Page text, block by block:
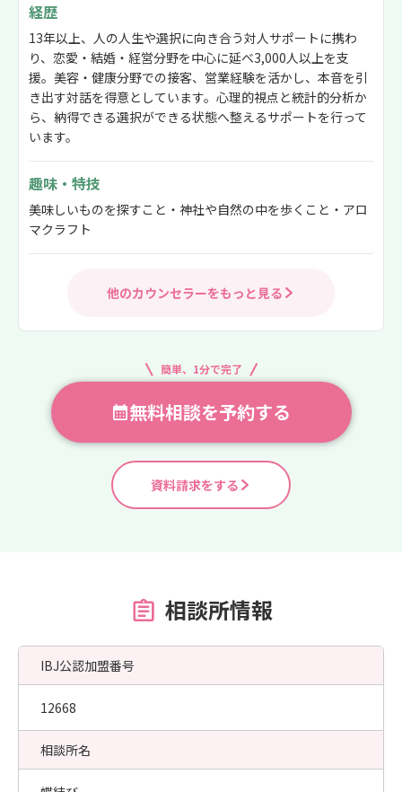
経歴
13年以上、人の人生や選択に向き合う対人サポートに携わ
り、恋愛・結婚・経営分野を中心に延べ3,000人以上を支
援。美容・健康分野での接客、営業経験を活かし、本音を引
き出す対話を得意としています。心理的視点と統計的分析か
ら、納得できる選択ができる状態へ整えるサポートを行って
います。
趣味・特技
美味しいものを探すこと・神社や自然の中を歩くこと・アロ
マクラフト
他のカウンセラーをもっと見る
簡単、1分で完了
無料相談を予約する
資料請求をする
相談所情報
IBJ公認加盟番号
12668
相談所名